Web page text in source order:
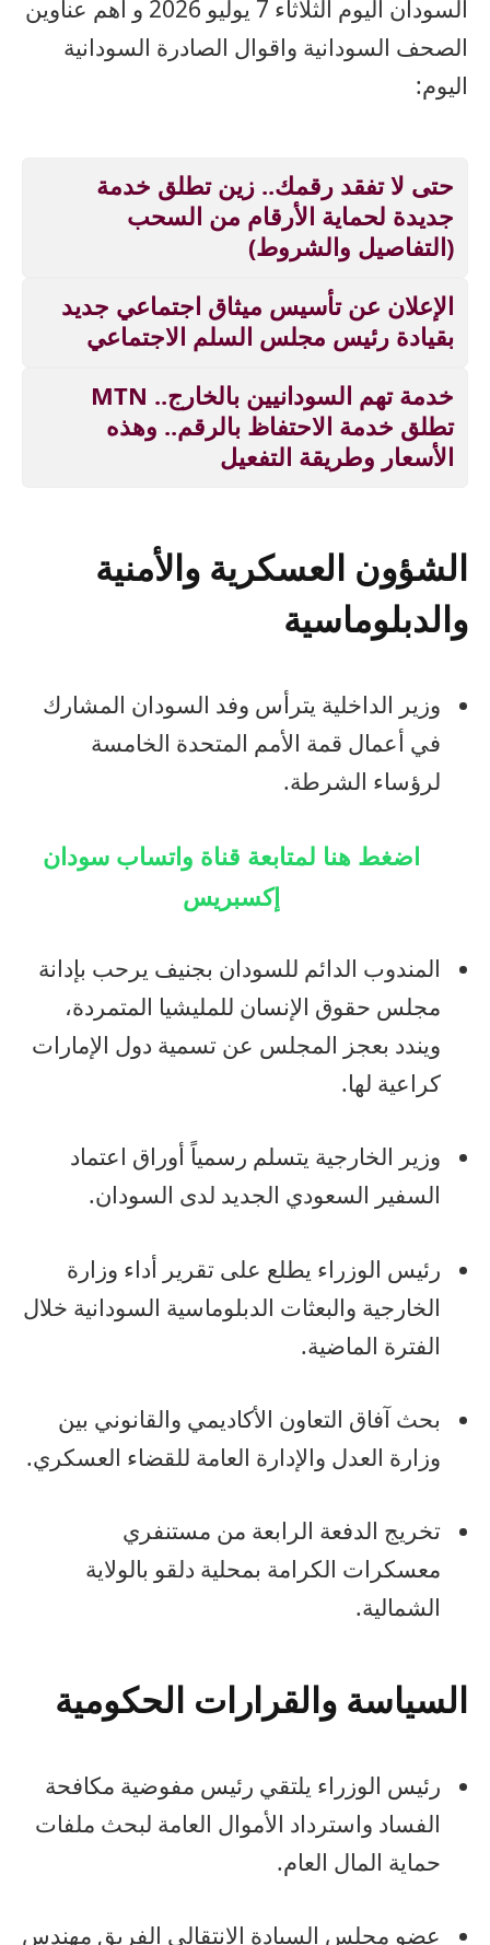
السودان اليوم الثلاثاء 7 يوليو 2026 و أهم عناوين
الصحف السودانية واقوال الصادرة السودانية
اليوم:
حتى لا تفقد رقمك.. زين تطلق خدمة
جديدة لحماية الأرقام من السحب
(التفاصيل والشروط)
الإعلان عن تأسيس ميثاق اجتماعي جديد
بقيادة رئيس مجلس السلم الاجتماعي
خدمة تهم السودانيين بالخارج.. MTN
تطلق خدمة الاحتفاظ بالرقم.. وهذه
الأسعار وطريقة التفعيل
الشؤون العسكرية والأمنية
والدبلوماسية
وزير الداخلية يترأس وفد السودان المشارك
في أعمال قمة الأمم المتحدة الخامسة
لرؤساء الشرطة.
اضغط هنا لمتابعة قناة واتساب سودان
إكسبريس
المندوب الدائم للسودان بجنيف يرحب بإدانة
مجلس حقوق الإنسان للمليشيا المتمردة،
ويندد بعجز المجلس عن تسمية دول الإمارات
كراعية لها.
وزير الخارجية يتسلم رسمياً أوراق اعتماد
السفير السعودي الجديد لدى السودان.
رئيس الوزراء يطلع على تقرير أداء وزارة
الخارجية والبعثات الدبلوماسية السودانية خلال
الفترة الماضية.
بحث آفاق التعاون الأكاديمي والقانوني بين
وزارة العدل والإدارة العامة للقضاء العسكري.
تخريج الدفعة الرابعة من مستنفري
معسكرات الكرامة بمحلية دلقو بالولاية
الشمالية.
السياسة والقرارات الحكومية
رئيس الوزراء يلتقي رئيس مفوضية مكافحة
الفساد واسترداد الأموال العامة لبحث ملفات
حماية المال العام.
عضو مجلس السيادة الانتقالي الفريق مهندس